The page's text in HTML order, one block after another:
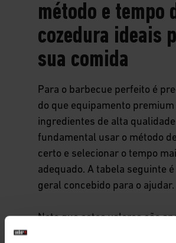
método e tempo
cozedura ideais
sua comida
Para o barbecue perfeito é
do que equipamento premium
ingredientes de alta
fundamental usar o método
certo e selecionar o tempo
adequado. A tabela seguinte
geral concebido para o ajudar.
Note que estes valores são
referências. O tempo de